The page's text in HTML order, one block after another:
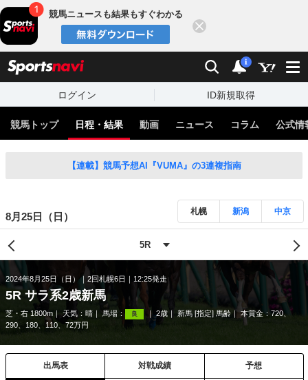
競馬ニュースも結果もすぐわかる
検索 通知
i
ログイン ID新規取得
競馬トップ 日程・結果 動画 ニュース コラム 公式情
【連載】競馬予想AI『VUMA』の3連複指南
8月25日（日） 札幌 新潟 中京
2024年8月25日（日） 2回札幌6日 12:25発走
5R サラ系2歳新馬
芝・右 1800m 天気： 晴 馬場： 良 2歳 新馬 [指定] 馬齢
本賞金：720、
290、180、110、72万円
出馬表 対戦成績 予想